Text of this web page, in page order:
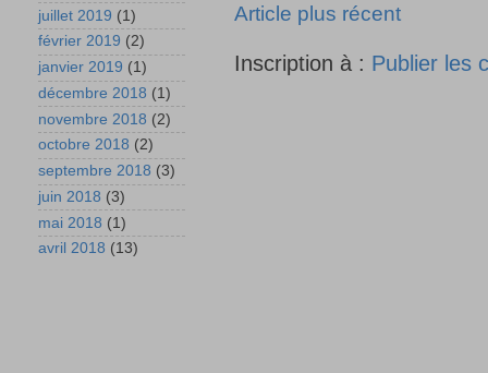
Article plus récent
Inscription à : Publier les
juillet 2019 (1)
février 2019 (2)
janvier 2019 (1)
décembre 2018 (1)
novembre 2018 (2)
octobre 2018 (2)
septembre 2018 (3)
juin 2018 (3)
mai 2018 (1)
avril 2018 (13)